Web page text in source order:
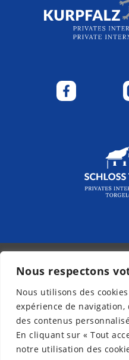
Nous respectons
Nous utilisons des
expérience de
des contenus
En cliquant sur « Tout
notre utilisation des
© 2026 -
Bulletin
Protection